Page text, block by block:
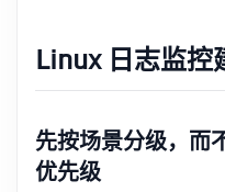
Linux 日志监控
先按场景分级，而
优先级